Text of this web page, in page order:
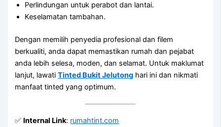
Perlindungan untuk perabot dan lantai.
Keselamatan tambahan.
Dengan memilih penyedia profesional dan filem
berkualiti, anda dapat memastikan rumah dan pejabat
anda lebih selesa, moden, dan selamat. Untuk maklumat
lanjut, lawatiTinted Bukit Jelutong hari ini dan nikmati
manfaat tinted yang optimum.
✅ Internal Link: rumahtint.com